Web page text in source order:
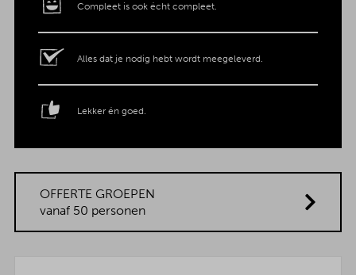
Compleet is ook écht compleet.
Alles dat je nodig hebt wordt meegeleverd.
Lekker én goed.
OFFERTE GROEPEN
vanaf 50 personen